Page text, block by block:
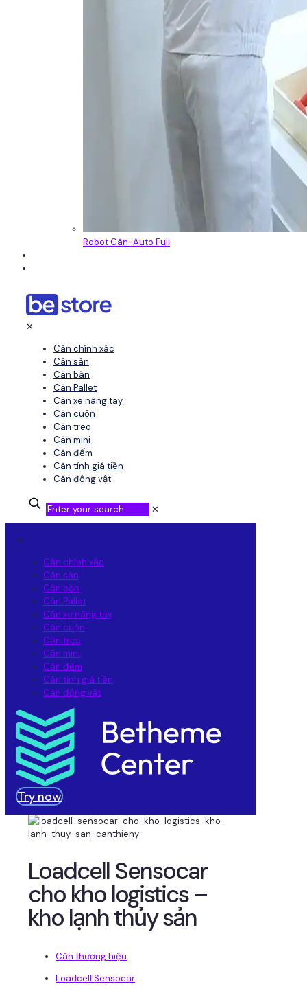
Robot Cân-Auto Full
✕
Cân chính xác
Cân sàn
Cân bàn
Cân Pallet
Cân xe nâng tay
Cân cuộn
Cân treo
Cân mini
Cân đếm
Cân tính giá tiền
Cân động vật
✕
✕
Cân chính xác
Cân sàn
Cân bàn
Cân Pallet
Cân xe nâng tay
Cân cuộn
Cân treo
Cân mini
Cân đếm
Cân tính giá tiền
Cân động vật
Try now
Loadcell Sensocar
cho kho logistics –
kho lạnh thủy sản
Cân thương hiệu
Loadcell Sensocar